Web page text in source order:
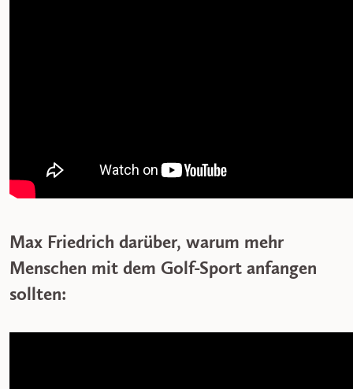
Max Friedrich darüber, warum mehr
Menschen mit dem Golf-Sport anfangen
sollten: